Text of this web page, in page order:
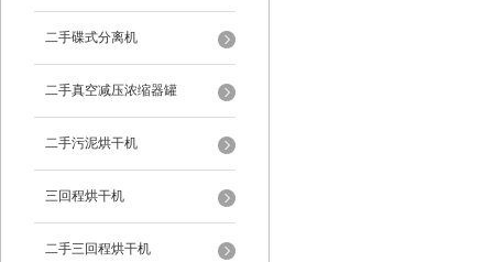
二手碟式分离机
二手真空减压浓缩器罐
二手污泥烘干机
三回程烘干机
二手三回程烘干机